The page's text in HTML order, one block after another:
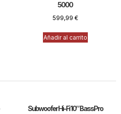
5000
599,99 €
Añadir al carrito
Subwoofer Hi-Fi 10″ BassPro